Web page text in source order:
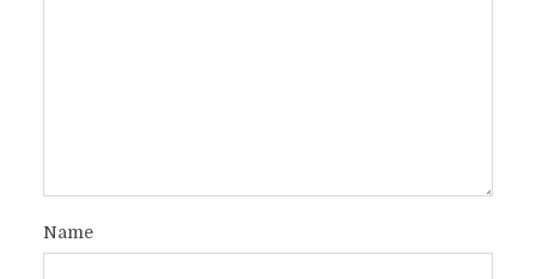
Name